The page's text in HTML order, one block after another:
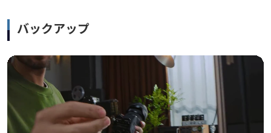
バックアップ